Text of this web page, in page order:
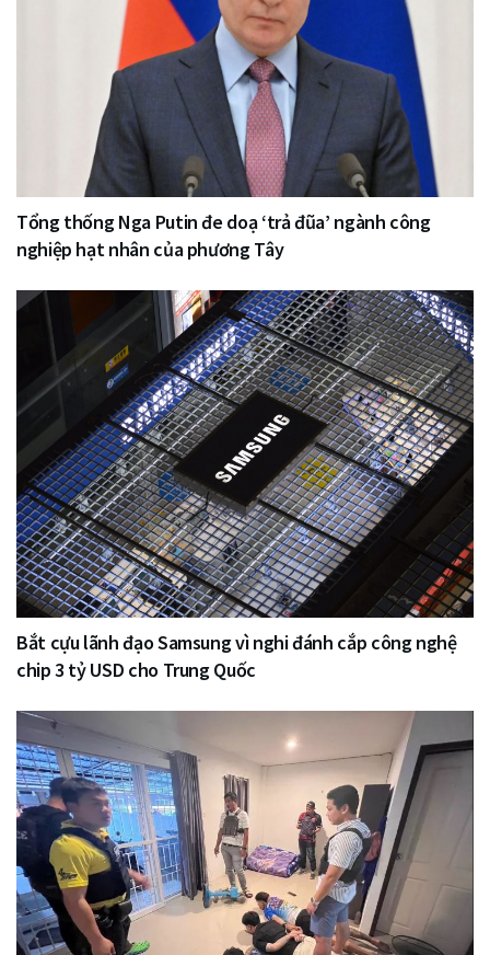
Tổng thống Nga Putin đe doạ ‘trả đũa’ ngành công
nghiệp hạt nhân của phương Tây
Bắt cựu lãnh đạo Samsung vì nghi đánh cắp công nghệ
chip 3 tỷ USD cho Trung Quốc